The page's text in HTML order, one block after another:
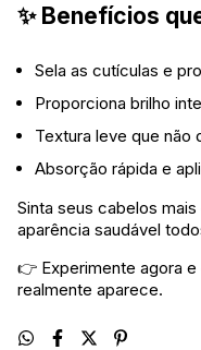
✨ Benefícios
Sela as cutículas e
Proporciona brilho
Textura leve que não
Absorção rápida e
Sinta seus cabelos
aparência saudável
👉 Experimente agora
realmente aparece.